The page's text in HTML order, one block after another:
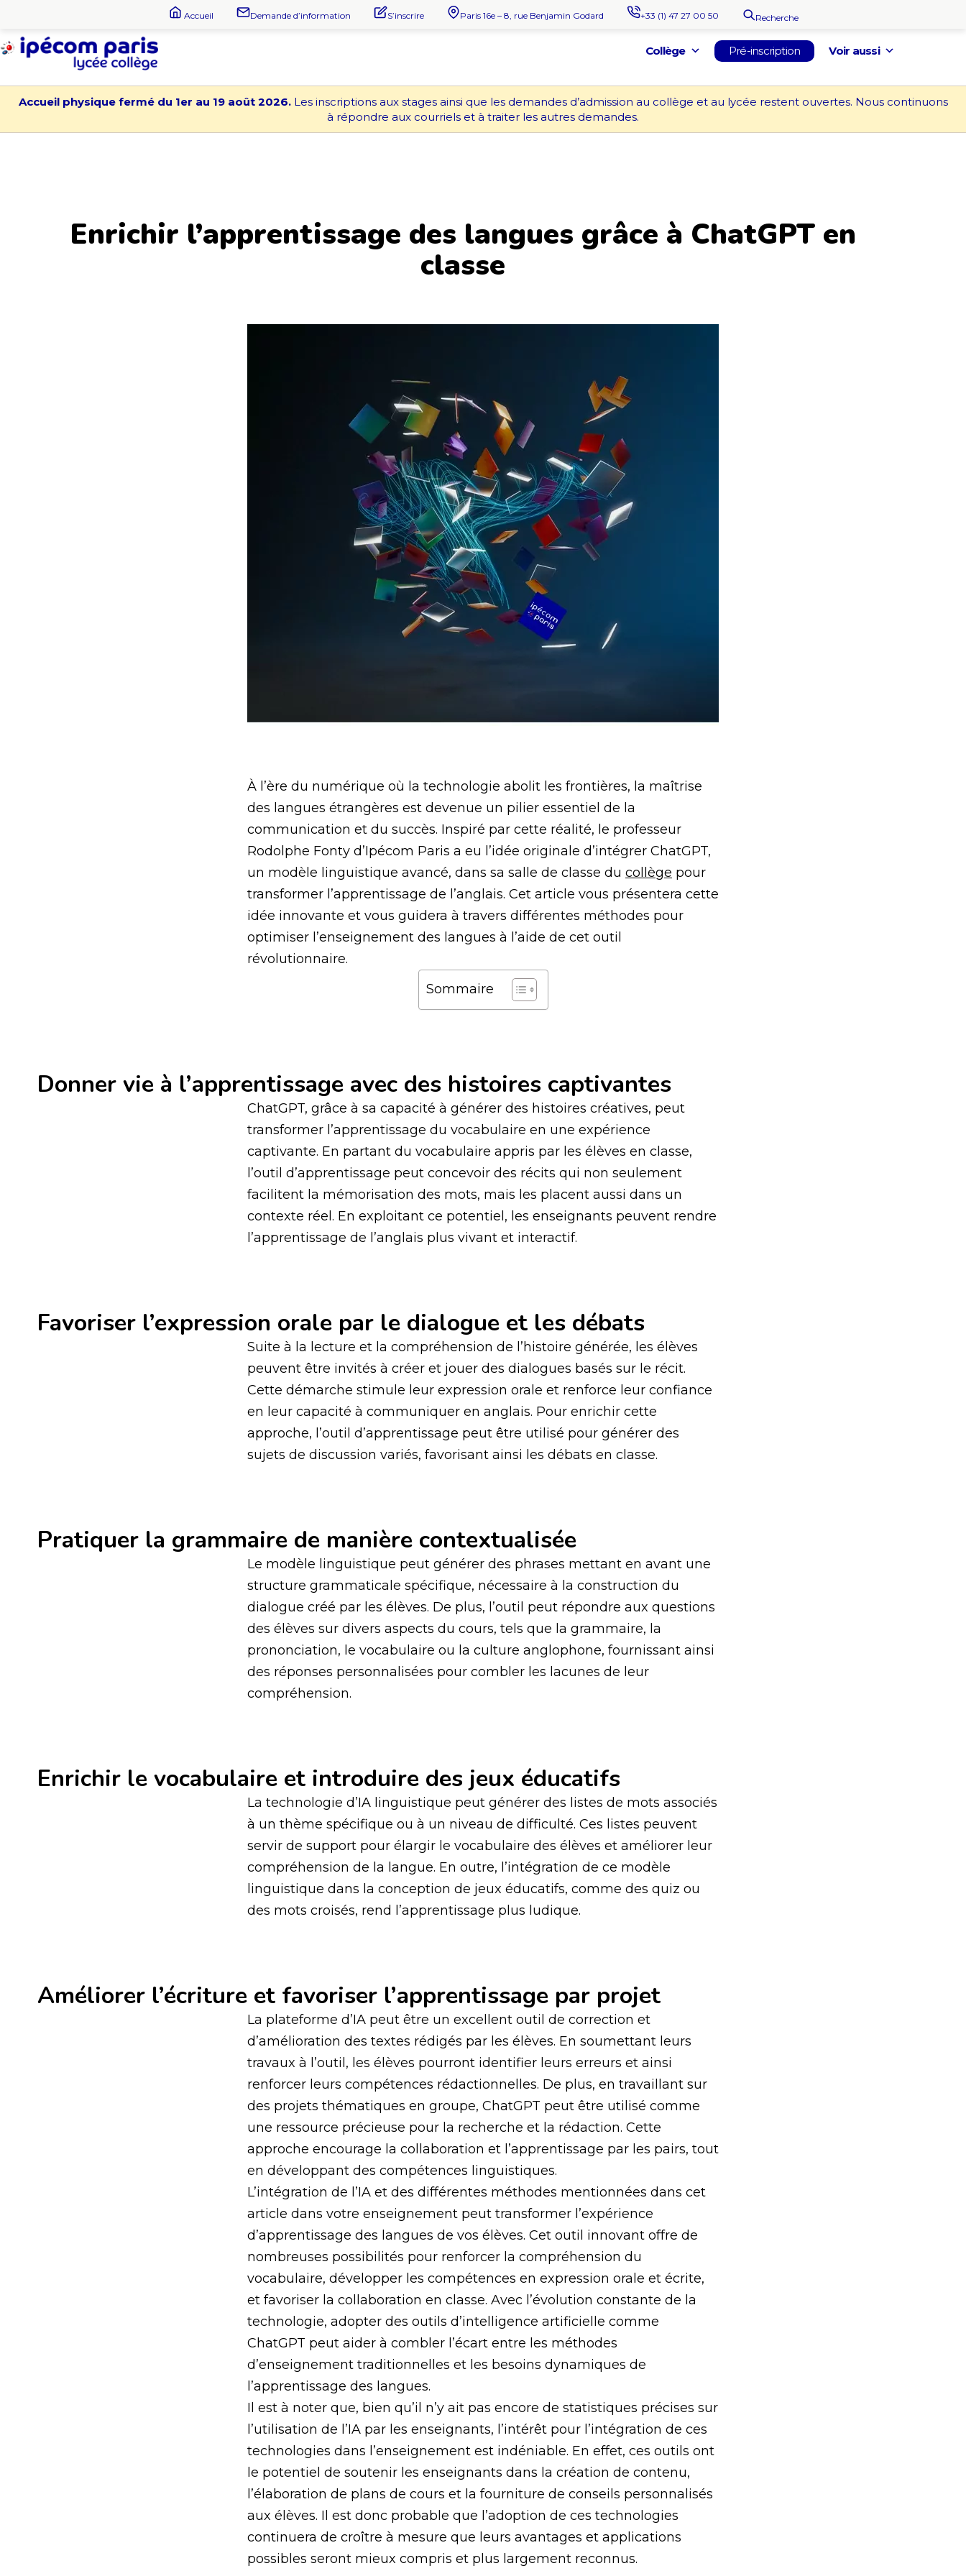
contenu
Accueil Demande d’information S’inscrire Paris 16e – 8, rue Benjamin Godard +33 (1) 47 27 00 50 Recherche
Collège Pré-inscription Voir aussi
Accueil physique fermé du 1er au 19 août 2026.Les inscriptions aux stages ainsi que les demandes d’admission au collège et au lycée restent ouvertes. Nous continuons
à répondre aux courriels et à traiter les autres demandes.
Enrichir l’apprentissage des langues grâce à ChatGPT en
classe
À l’ère du numérique où la technologie abolit les frontières, la maîtrise
des langues étrangères est devenue un pilier essentiel de la
communication et du succès. Inspiré par cette réalité, le professeur
Rodolphe Fonty d’Ipécom Paris a eu l’idée originale d’intégrer ChatGPT,
un modèle linguistique avancé, dans sa salle de classe du collège pour
transformer l’apprentissage de l’anglais. Cet article vous présentera cette
idée innovante et vous guidera à travers différentes méthodes pour
optimiser l’enseignement des langues à l’aide de cet outil
révolutionnaire.
Sommaire
Donner vie à l’apprentissage avec des histoires captivantes
ChatGPT, grâce à sa capacité à générer des histoires créatives, peut
transformer l’apprentissage du vocabulaire en une expérience
captivante. En partant du vocabulaire appris par les élèves en classe,
l’outil d’apprentissage peut concevoir des récits qui non seulement
facilitent la mémorisation des mots, mais les placent aussi dans un
contexte réel. En exploitant ce potentiel, les enseignants peuvent rendre
l’apprentissage de l’anglais plus vivant et interactif.
Favoriser l’expression orale par le dialogue et les débats
Suite à la lecture et la compréhension de l’histoire générée, les élèves
peuvent être invités à créer et jouer des dialogues basés sur le récit.
Cette démarche stimule leur expression orale et renforce leur confiance
en leur capacité à communiquer en anglais. Pour enrichir cette
approche, l’outil d’apprentissage peut être utilisé pour générer des
sujets de discussion variés, favorisant ainsi les débats en classe.
Pratiquer la grammaire de manière contextualisée
Le modèle linguistique peut générer des phrases mettant en avant une
structure grammaticale spécifique, nécessaire à la construction du
dialogue créé par les élèves. De plus, l’outil peut répondre aux questions
des élèves sur divers aspects du cours, tels que la grammaire, la
prononciation, le vocabulaire ou la culture anglophone, fournissant ainsi
des réponses personnalisées pour combler les lacunes de leur
compréhension.
Enrichir le vocabulaire et introduire des jeux éducatifs
La technologie d’IA linguistique peut générer des listes de mots associés
à un thème spécifique ou à un niveau de difficulté. Ces listes peuvent
servir de support pour élargir le vocabulaire des élèves et améliorer leur
compréhension de la langue. En outre, l’intégration de ce modèle
linguistique dans la conception de jeux éducatifs, comme des quiz ou
des mots croisés, rend l’apprentissage plus ludique.
Améliorer l’écriture et favoriser l’apprentissage par projet
La plateforme d’IA peut être un excellent outil de correction et
d’amélioration des textes rédigés par les élèves. En soumettant leurs
travaux à l’outil, les élèves pourront identifier leurs erreurs et ainsi
renforcer leurs compétences rédactionnelles. De plus, en travaillant sur
des projets thématiques en groupe, ChatGPT peut être utilisé comme
une ressource précieuse pour la recherche et la rédaction. Cette
approche encourage la collaboration et l’apprentissage par les pairs, tout
en développant des compétences linguistiques.
L’intégration de l’IA et des différentes méthodes mentionnées dans cet
article dans votre enseignement peut transformer l’expérience
d’apprentissage des langues de vos élèves. Cet outil innovant offre de
nombreuses possibilités pour renforcer la compréhension du
vocabulaire, développer les compétences en expression orale et écrite,
et favoriser la collaboration en classe. Avec l’évolution constante de la
technologie, adopter des outils d’intelligence artificielle comme
ChatGPT peut aider à combler l’écart entre les méthodes
d’enseignement traditionnelles et les besoins dynamiques de
l’apprentissage des langues.
Il est à noter que, bien qu’il n’y ait pas encore de statistiques précises sur
l’utilisation de l’IA par les enseignants, l’intérêt pour l’intégration de ces
technologies dans l’enseignement est indéniable. En effet, ces outils ont
le potentiel de soutenir les enseignants dans la création de contenu,
l’élaboration de plans de cours et la fourniture de conseils personnalisés
aux élèves. Il est donc probable que l’adoption de ces technologies
continuera de croître à mesure que leurs avantages et applications
possibles seront mieux compris et plus largement reconnus.